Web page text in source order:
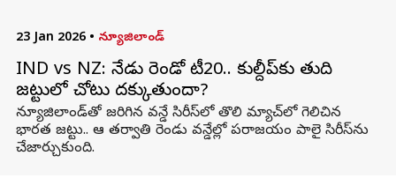
23 Jan 2026 • న్యూజిలాండ్
IND vs NZ: నేడు రెండో టీ20.. కుల్దీప్‌కు తుది
జట్టులో చోటు దక్కుతుందా?
న్యూజిలాండ్‌తో జరిగిన వన్డే సిరీస్‌లో తొలి మ్యాచ్‌లో గెలిచిన
భారత జట్టు.. ఆ తర్వాతి రెండు వన్డేల్లో పరాజయం పాలై సిరీస్‌ను
చేజార్చుకుంది.